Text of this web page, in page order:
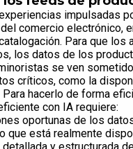
impulsadas
comercio electrónico,
Para que
los datos de los
se ven
críticos, como la
hacerlo de forma
con IA requiere:
oportunas de los
que está realmente